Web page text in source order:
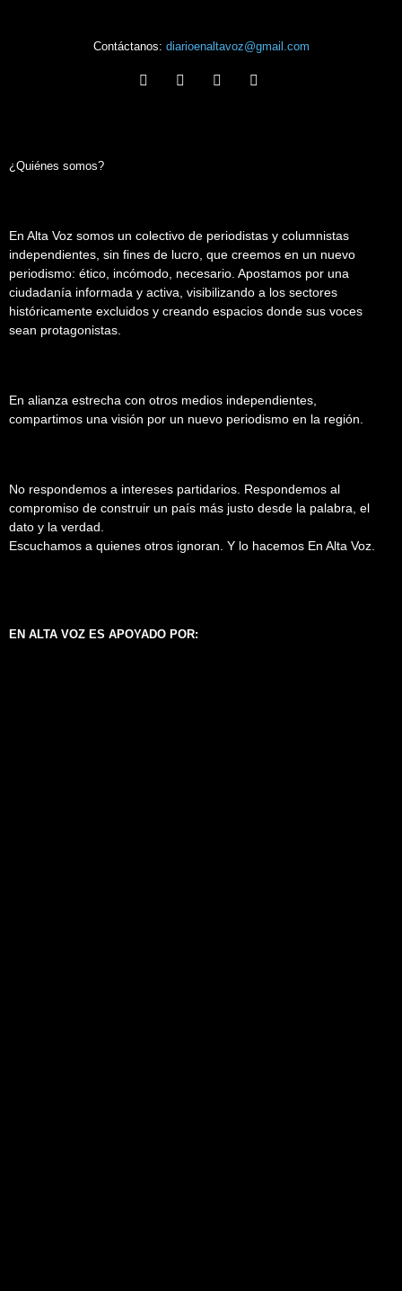
Contáctanos: diarioenaltavoz@gmail.com
¿Quiénes somos?
En Alta Voz somos un colectivo de periodistas y columnistas
independientes, sin fines de lucro, que creemos en un nuevo
periodismo: ético, incómodo, necesario. Apostamos por una
ciudadanía informada y activa, visibilizando a los sectores
históricamente excluidos y creando espacios donde sus voces
sean protagonistas.
En alianza estrecha con otros medios independientes,
compartimos una visión por un nuevo periodismo en la región.
No respondemos a intereses partidarios. Respondemos al
compromiso de construir un país más justo desde la palabra, el
dato y la verdad.
Escuchamos a quienes otros ignoran. Y lo hacemos En Alta Voz.
EN ALTA VOZ ES APOYADO POR: